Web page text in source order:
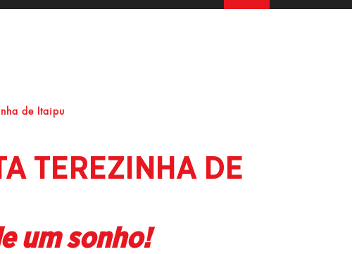
de Itaipu
TEREZINHA DE
um sonho!